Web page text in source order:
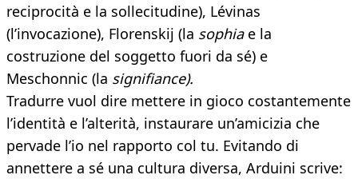
reciprocità e la sollecitudine), Lévinas
(l’invocazione), Florenskij (la sophiae la
costruzione del soggetto fuori da sé) e
Meschonnic (la signifiance).
Tradurre vuol dire mettere in gioco costantemente
l’identità e l’alterità, instaurare un’amicizia che
pervade l’io nel rapporto col tu. Evitando di
annettere a sé una cultura diversa, Arduini scrive: